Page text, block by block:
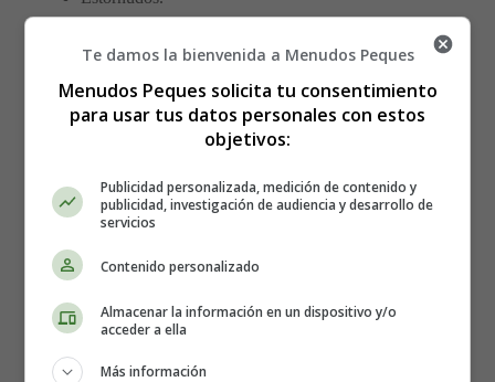
Picor y secreción nasal.
Ojos rojos, con picor y llorosos.
Tos.
Congestión de la nariz.
Las personas con fiebre del heno son más propensas a
interrumpido que provoca cansancio extremo. Los
aprendizaje en los niños y la productividad en los
control del asma en aquellos que tienen más
Te damos la bienvenida a Menudos Peques
Menudos Peques solicita tu consentimiento
para usar tus datos personales con estos
objetivos:
Publicidad personalizada, medición de contenido y
publicidad, investigación de audiencia y desarrollo de
servicios
Contenido personalizado
Almacenar la información en un dispositivo y/o
acceder a ella
Más información